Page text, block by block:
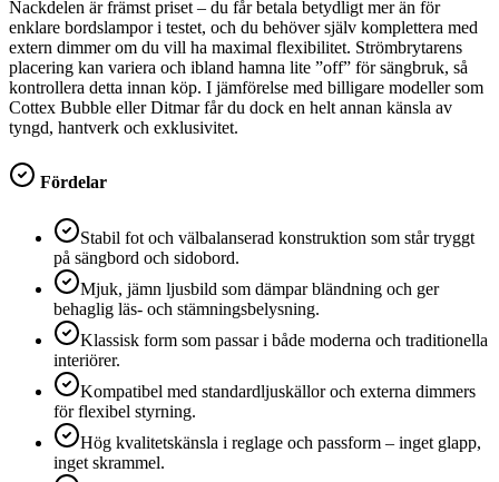
Nackdelen är främst priset – du får betala betydligt mer än för
enklare bordslampor i testet, och du behöver själv komplettera med
extern dimmer om du vill ha maximal flexibilitet. Strömbrytarens
placering kan variera och ibland hamna lite ”off” för sängbruk, så
kontrollera detta innan köp. I jämförelse med billigare modeller som
Cottex Bubble eller Ditmar får du dock en helt annan känsla av
tyngd, hantverk och exklusivitet.
Fördelar
Stabil fot och välbalanserad konstruktion som står tryggt
på sängbord och sidobord.
Mjuk, jämn ljusbild som dämpar bländning och ger
behaglig läs- och stämningsbelysning.
Klassisk form som passar i både moderna och traditionella
interiörer.
Kompatibel med standardljuskällor och externa dimmers
för flexibel styrning.
Hög kvalitetskänsla i reglage och passform – inget glapp,
inget skrammel.